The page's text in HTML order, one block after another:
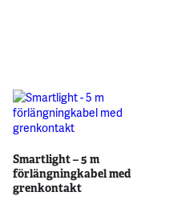
Smartlight – 5 m
förlängningkabel med
grenkontakt